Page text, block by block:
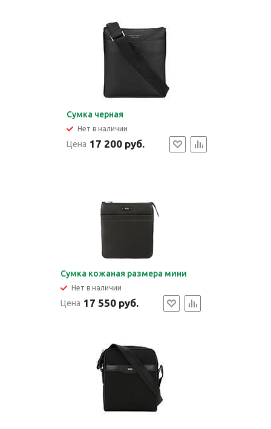
Сумка черная
Нет в наличии
Цена 17 200 руб.
Сумка кожаная размера мини
Нет в наличии
Цена 17 550 руб.